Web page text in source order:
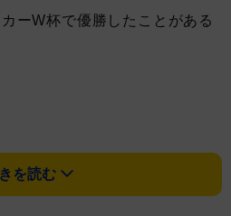
ーW杯で優勝したことがある
を読む